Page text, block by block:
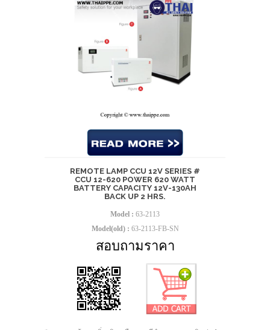
REMOTE LAMP CCU 12V SERIES #
CCU 12-620 POWER 620 WATT
BATTERY CAPACITY 12V-130AH
BACK UP 2 HRS.
Model : 63-2113
Model(old) : 63-2113-FB-SN
สอบถามราคา